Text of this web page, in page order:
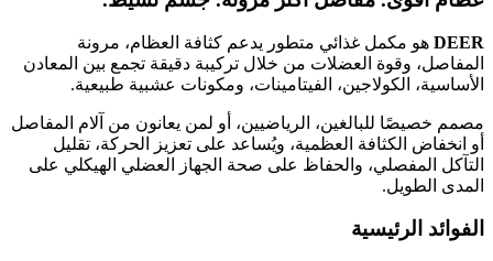
DEER هو مكمل غذائي متطور يدعم كثافة العظام، مرونة
المفاصل، وقوة العضلات من خلال تركيبة دقيقة تجمع بين المعادن
الأساسية، الكولاجين، الفيتامينات، ومكونات عشبية طبيعية.
مصمم خصيصًا للبالغين، الرياضيين، أو لمن يعانون من آلام المفاصل
أو انخفاض الكثافة العظمية، ويُساعد على تعزيز الحركة، تقليل
التآكل المفصلي، والحفاظ على صحة الجهاز العضلي الهيكلي على
المدى الطويل.
الفوائد الرئيسية